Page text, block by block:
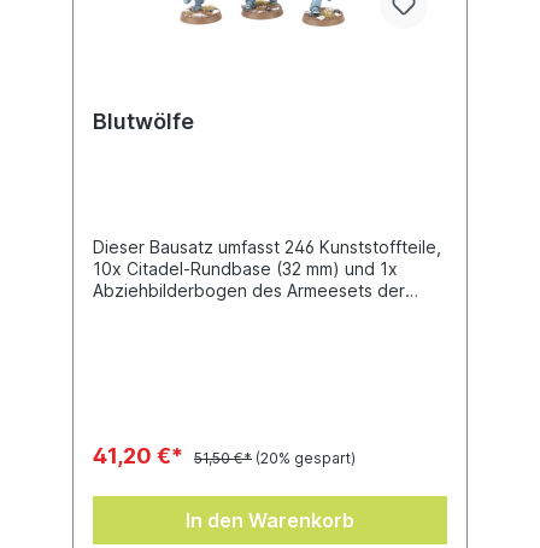
Blutwölfe
Dieser Bausatz umfasst 246 Kunststoffteile,
10x Citadel-Rundbase (32 mm) und 1x
Abziehbilderbogen des Armeesets der
41,20 €* 51,50 €* (20% gespart)
In den Warenkorb